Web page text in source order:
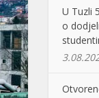
U Tuzli
o